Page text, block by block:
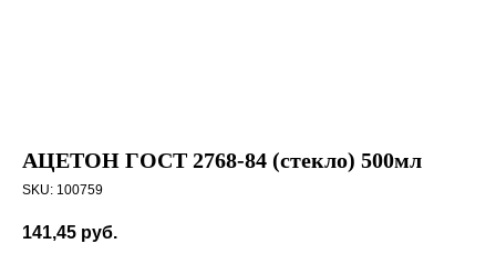
АЦЕТОН ГОСТ 2768-84 (стекло) 500мл
SKU: 100759
141,45 руб.